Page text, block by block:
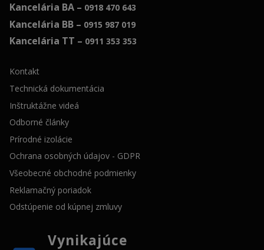
Kancelária BA – 0918 470 643
Kancelária BB – 0915 987 019
Kancelária TT – 0911 353 353
Kontakt
Technická dokumentácia
Inštruktážne videá
Odborné články
Prírodné izolácie
Ochrana osobných údajov - GDPR
Všeobecné obchodné podmienky
Reklamačný poriadok
Odstúpenie od kúpnej zmluvy
Vynikajúce